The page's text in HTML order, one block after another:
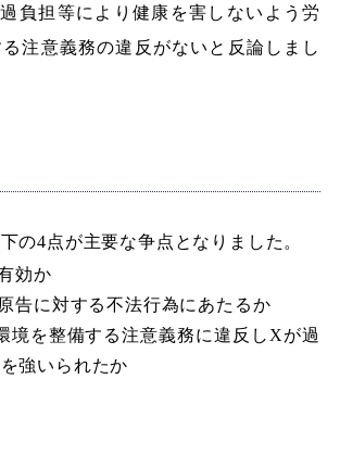
負担等により健康を害しないよう労
注意義務の違反がないと反論しまし
の4点が主要な争点となりました。
効か
告に対する不法行為にあたるか
を整備する注意義務に違反しXが過
強いられたか